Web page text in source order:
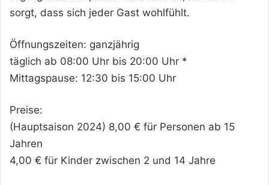
sorgt, dass sich jeder Gast wohlfühlt.
Öffnungszeiten: ganzjährig
täglich ab 08:00 Uhr bis 20:00 Uhr *
Mittagspause: 12:30 bis 15:00 Uhr
Preise:
(Hauptsaison 2024) 8,00 € für Personen ab 15
Jahren
4,00 € für Kinder zwischen 2 und 14 Jahre